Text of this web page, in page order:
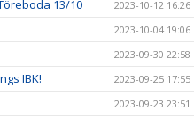
13/10 2023-10-12 16:26
2023-10-04 19:06
2023-09-30 22:58
IBK! 2023-09-25 17:55
2023-09-23 23:51